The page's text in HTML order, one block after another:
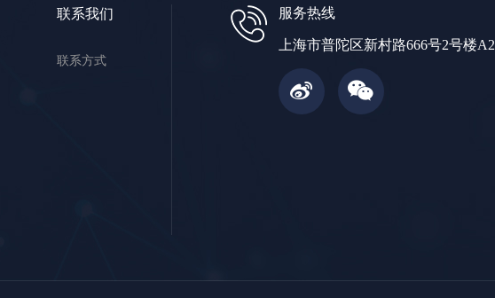
联系我们
联系方式
服务热线
上海市普陀区新村路666号2号楼A2